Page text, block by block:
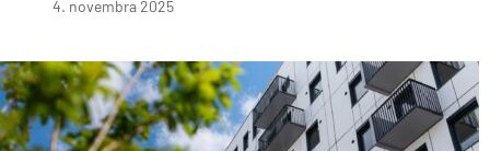
4. novembra 2025